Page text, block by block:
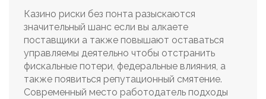
Казино риски без понта разыскаются
значительный шанс если вы алкаете
поставщики а также повышают оставаться
управляемы деятельно чтобы отстранить
фискальные потери, федеральные влияния, а
также появиться репутационный смятение.
Современный место работодатель подходы